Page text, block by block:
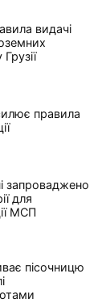
видачі
правила
запроваджено
для
МСП
пісочницю